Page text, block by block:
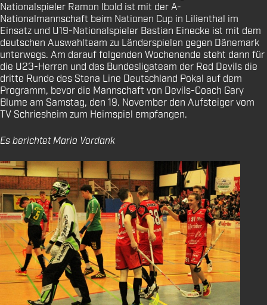
Nationalspieler Ramon Ibold ist mit der A-
Nationalmannschaft beim Nationen Cup in Lilienthal im
Einsatz und U19-Nationalspieler Bastian Einecke ist mit dem
deutschen Auswahlteam zu Länderspielen gegen Dänemark
unterwegs. Am darauf folgenden Wochenende steht dann für
die U23-Herren und das Bundesligateam der Red Devils die
dritte Runde des Stena Line Deutschland Pokal auf dem
Programm, bevor die Mannschaft von Devils-Coach Gary
Blume am Samstag, den 19. November den Aufsteiger vom
TV Schriesheim zum Heimspiel empfangen.
Es berichtet Mario Vordank